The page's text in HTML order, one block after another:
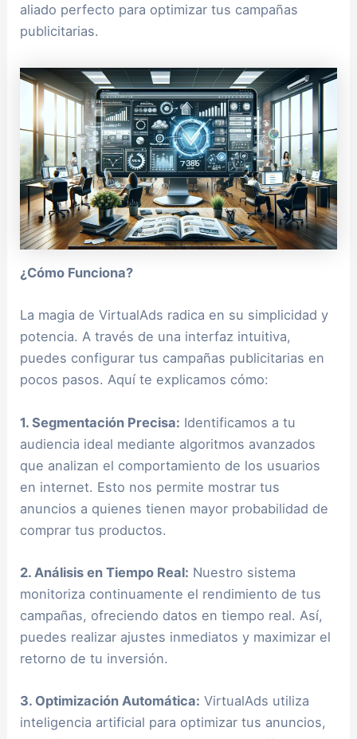
aliado perfecto para optimizar tus campañas
publicitarias.
¿Cómo Funciona?
La magia de VirtualAds radica en su simplicidad y
potencia. A través de una interfaz intuitiva,
puedes configurar tus campañas publicitarias en
pocos pasos. Aquí te explicamos cómo:
1. Segmentación Precisa: Identificamos a tu
audiencia ideal mediante algoritmos avanzados
que analizan el comportamiento de los usuarios
en internet. Esto nos permite mostrar tus
anuncios a quienes tienen mayor probabilidad de
comprar tus productos.
2. Análisis en Tiempo Real: Nuestro sistema
monitoriza continuamente el rendimiento de tus
campañas, ofreciendo datos en tiempo real. Así,
puedes realizar ajustes inmediatos y maximizar el
retorno de tu inversión.
3. Optimización Automática: VirtualAds utiliza
inteligencia artificial para optimizar tus anuncios,